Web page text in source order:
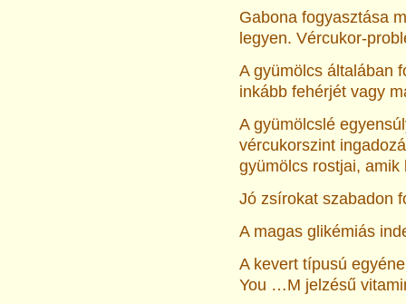
Gabona fogyasztása
legyen. Vércukor-
A gyümölcs általában
inkább fehérjét vagy
A gyümölcslé
vércukorszint
gyümölcs rostjai,
Jó zsírokat szabadon
A magas glikémiás
A kevert típusú
You …M jelzésű